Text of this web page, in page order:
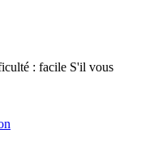
: facile S'il vous